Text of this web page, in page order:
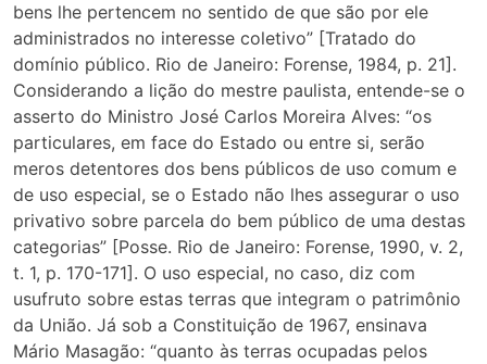
bens lhe pertencem no sentido de que são por ele
administrados no interesse coletivo” [Tratado do
domínio público. Rio de Janeiro: Forense, 1984, p. 21].
Considerando a lição do mestre paulista, entende-se o
asserto do Ministro José Carlos Moreira Alves: “os
particulares, em face do Estado ou entre si, serão
meros detentores dos bens públicos de uso comum e
de uso especial, se o Estado não lhes assegurar o uso
privativo sobre parcela do bem público de uma destas
categorias” [Posse. Rio de Janeiro: Forense, 1990, v. 2,
t. 1, p. 170-171]. O uso especial, no caso, diz com
usufruto sobre estas terras que integram o patrimônio
da União. Já sob a Constituição de 1967, ensinava
Mário Masagão: “quanto às terras ocupadas pelos